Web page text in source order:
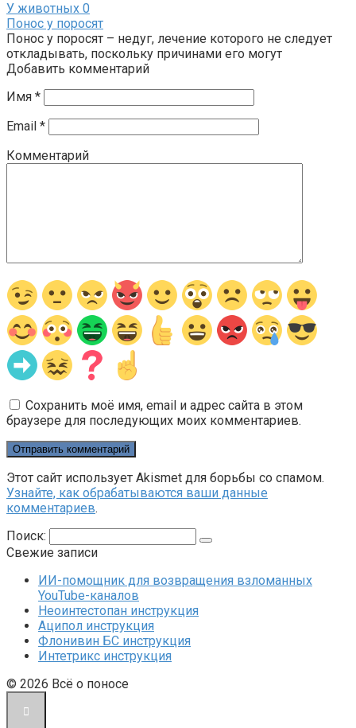
У животных 0
Понос у поросят
Понос у поросят – недуг, лечение которого не следует
откладывать, поскольку причинами его могут
Добавить комментарий
Имя *
Email *
Комментарий
Сохранить моё имя, email и адрес сайта в этом
браузере для последующих моих комментариев.
Этот сайт использует Akismet для борьбы со спамом.
Узнайте, как обрабатываются ваши данные
комментариев.
Поиск:
Свежие записи
ИИ-помощник для возвращения взломанных
YouTube-каналов
Неоинтестопан инструкция
Аципол инструкция
Флонивин БС инструкция
Интетрикс инструкция
© 2026 Всё о поносе